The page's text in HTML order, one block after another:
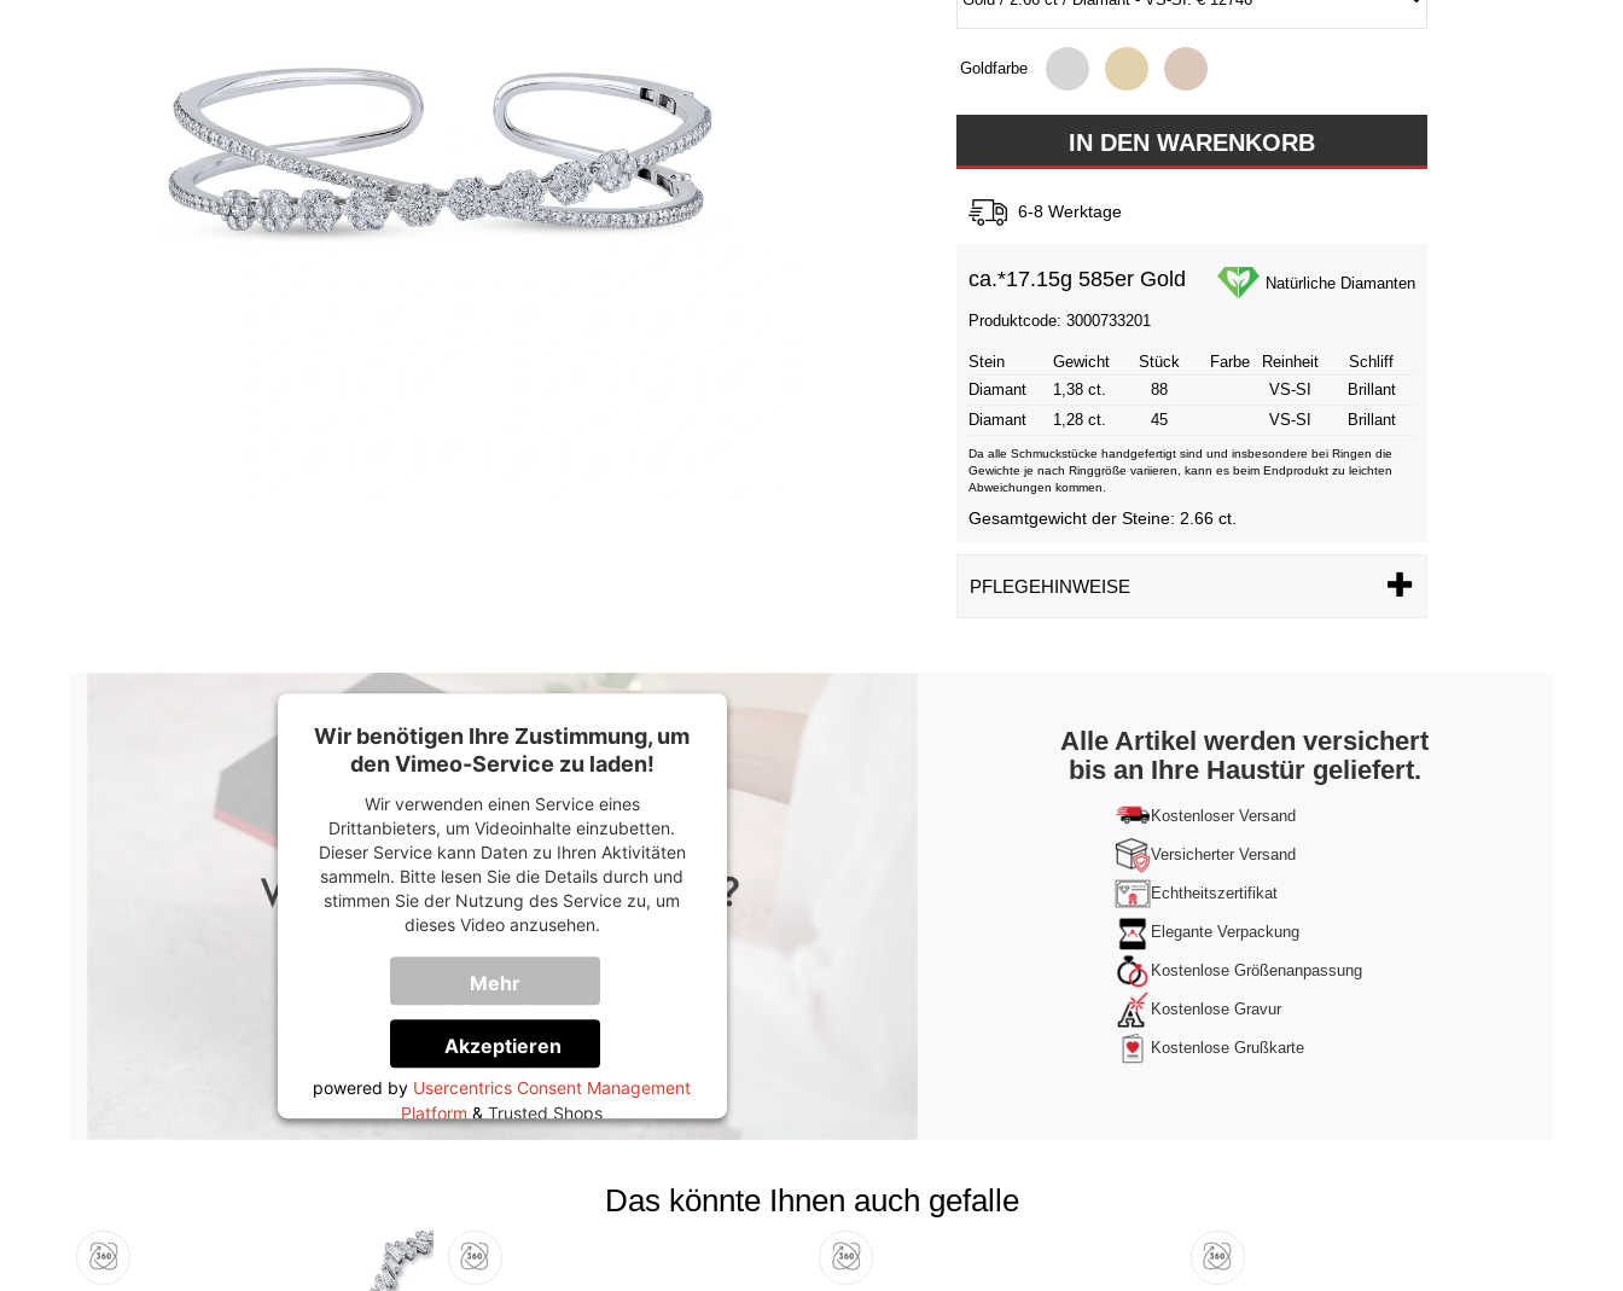
Goldfarbe
6-8 Werktage
ca.*17.15g 585er Gold Natürliche Diamanten
Produktcode: 3000733201
Stein Gewicht Stück Farbe Reinheit
Schliff
Diamant
1,38 ct. 88 VS-SI
Brillant
Diamant
1,28 ct. 45 VS-SI Brillant
Da alle Schmuckstücke handgefertigt sind und insbesondere bei Ringen die
Gewichte je nach Ringgröße variieren, kann es beim Endprodukt zu leichten
Abweichungen kommen.
Gesamtgewicht der Steine: 2.66 ct.
PFLEGEHINWEISE
Wir benötigen Ihre Zustimmung, um
den Vimeo-Service zu laden!
Wir verwenden einen Service eines
Drittanbieters, um Videoinhalte einzubetten.
Dieser Service kann Daten zu Ihren Aktivitäten
sammeln. Bitte lesen Sie die Details durch und
stimmen Sie der Nutzung des Service zu, um
dieses Video anzusehen.
Mehr
Informationen
Akzeptieren
powered by Usercentrics Consent Management
Platform&Trusted Shops
Alle Artikel werden versichert
bis an Ihre Haustür geliefert.
Kostenloser Versand
Versicherter Versand
Echtheitszertifikat
Elegante Verpackung
Kostenlose Größenanpassung
Kostenlose Gravur
Kostenlose Grußkarte
Das könnte Ihnen auch gefalle